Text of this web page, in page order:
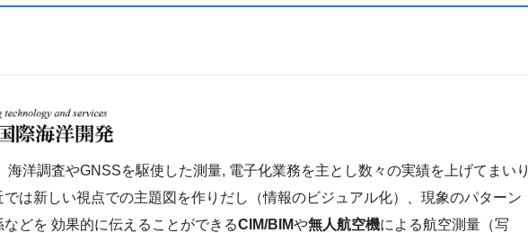
洋調査やGNSSを駆使した測量, 電子化業務を主とし数々の実績を上げてまいり
では新しい視点での主題図を作りだし（情報のビジュアル化）、現象のパターン
どを 効果的に伝えることができるCIM/BIMや無人航空機による航空測量（写